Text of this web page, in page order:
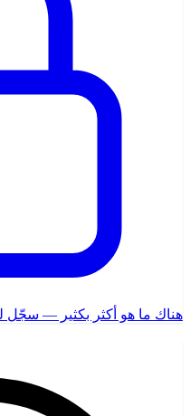
هناك ما هو أكثر بكثير — سجّل